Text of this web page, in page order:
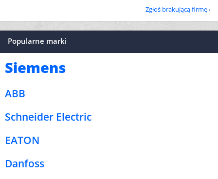
Zgłoś brakującą firmę
Popularne marki
Siemens
ABB
Schneider Electric
EATON
Danfoss